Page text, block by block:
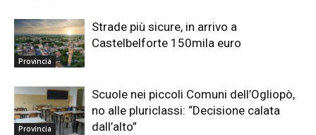
Provincia
Strade più sicure, in arrivo a
Castelbelforte 150mila euro
Provincia
Scuole nei piccoli Comuni dell’Ogliopò,
no alle pluriclassi: “Decisione calata
dall’alto”